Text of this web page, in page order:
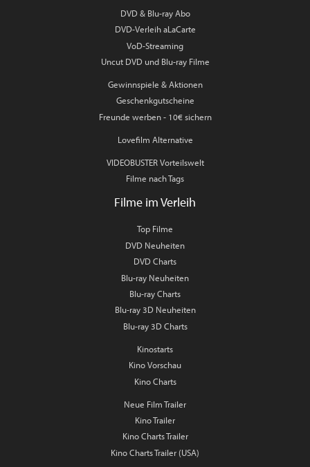
DVD & Blu-ray Abo
DVD-Verleih aLaCarte
VoD-Streaming
Uncut DVD und Blu-ray Filme
Gewinnspiele & Aktionen
Geschenkgutscheine
Freunde werben - 10€ sichern
Lovefilm Alternative
VIDEOBUSTER Vorteilswelt
Filme nach Tags
Filme im Verleih
Top Filme
DVD Neuheiten
DVD Charts
Blu-ray Neuheiten
Blu-ray Charts
Blu-ray 3D Neuheiten
Blu-ray 3D Charts
Kinostarts
Kino Vorschau
Kino Charts
Neue Film Trailer
Kino Trailer
Kino Charts Trailer
Kino Charts Trailer (USA)